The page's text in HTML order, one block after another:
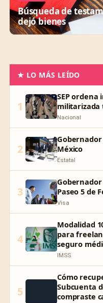
Búsqueda de
dejó bienes
★ LO MÁS LEÍDO
1
SEP ordena
militarizada
Nacional
2
México
Estatal
3
Paseo 5 de
Visa
4
Modalidad
para
seguro
IMSS
5
Cómo
Subcuenta
compraste